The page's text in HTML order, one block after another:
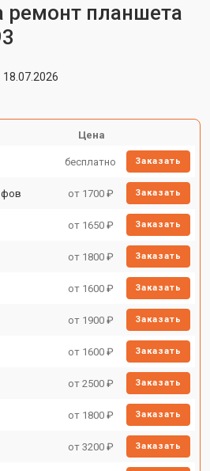
ремонт планшета
Цена
бесплатно Заказать
от 1700 ₽ Заказать
от 1650 ₽ Заказать
от 1800 ₽ Заказать
от 1600 ₽ Заказать
от 1900 ₽ Заказать
от 1600 ₽ Заказать
от 2500 ₽ Заказать
от 1800 ₽ Заказать
от 3200 ₽ Заказать